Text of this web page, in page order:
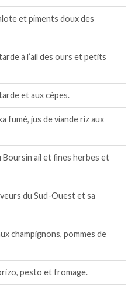
et piments doux des
à l’ail des ours et petits
et aux cèpes.
fumé, jus de viande riz aux
Boursin ail et fines herbes et
du Sud-Ouest et sa
champignons, pommes de
pesto et fromage.